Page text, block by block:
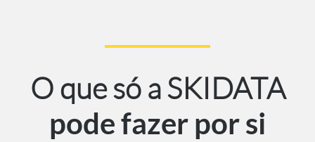
O que só a SKIDATA
pode fazer por si